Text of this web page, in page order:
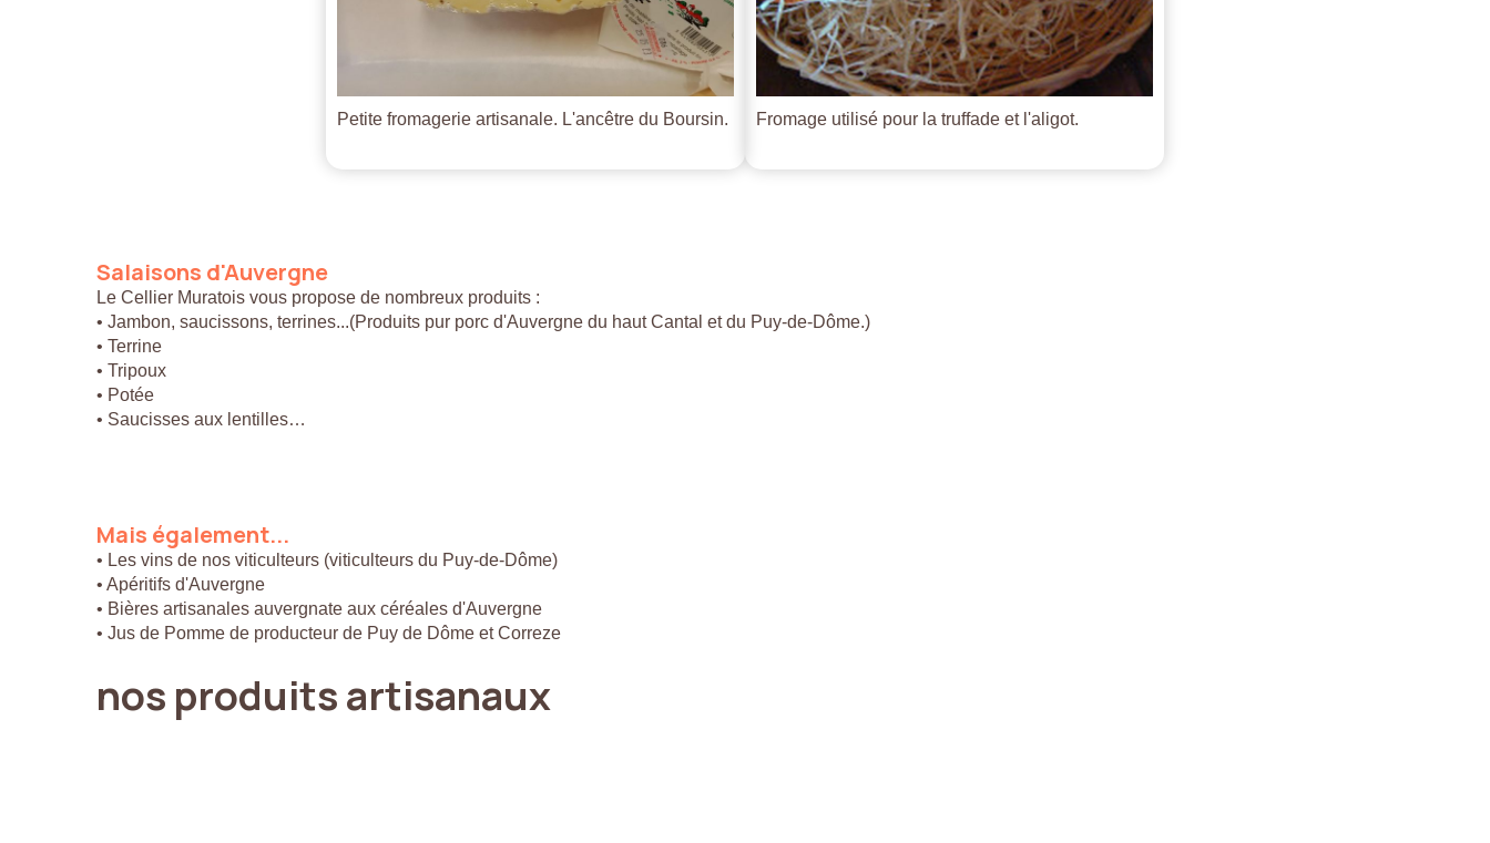
Petite fromagerie artisanale. L'ancêtre du Boursin. Fromage utilisé pour la truffade et l'aligot.
Salaisons d'Auvergne
Le Cellier Muratois vous propose de nombreux produits :
• Jambon, saucissons, terrines...(Produits pur porc d'Auvergne du haut Cantal et du Puy-de-Dôme.)
• Terrine
• Tripoux
• Potée
• Saucisses aux lentilles…
Mais également...
• Les vins de nos viticulteurs (viticulteurs du Puy-de-Dôme)
• Apéritifs d'Auvergne
• Bières artisanales auvergnate aux céréales d'Auvergne
• Jus de Pomme de producteur de Puy de Dôme et Correze
nos produitsartisanaux